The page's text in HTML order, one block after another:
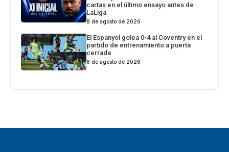
cartas en el último ensayo antes de
LaLiga
8 de agosto de 2026
El Espanyol golea 0-4 al Coventry en el
partido de entrenamiento a puerta
cerrada
8 de agosto de 2026